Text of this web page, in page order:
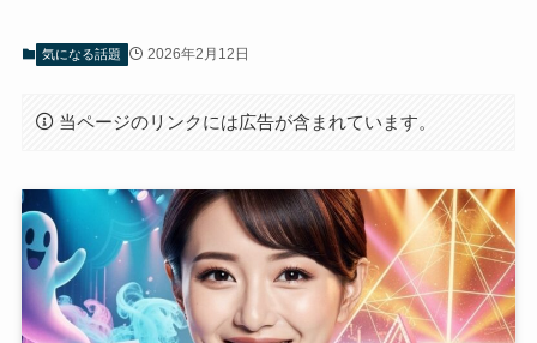
気になる話題 2026年2月12日
当ページのリンクには広告が含まれています。